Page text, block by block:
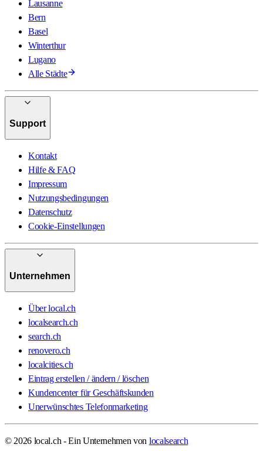
Lausanne
Bern
Basel
Winterthur
Lugano
Alle Städte
Support
Kontakt
Hilfe & FAQ
Impressum
Nutzungsbedingungen
Datenschutz
Cookie-Einstellungen
Unternehmen
Über local.ch
localsearch.ch
search.ch
renovero.ch
localcities.ch
Eintrag erstellen / ändern / löschen
Kundencenter für Geschäftskunden
Unerwünschtes Telefonmarketing
© 2026 local.ch - Ein Unternehmen von localsearch